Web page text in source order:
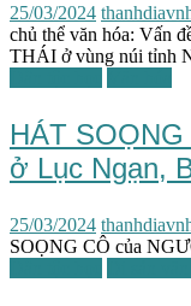
25/03/2024
chủ thể văn hóa: Vấn
THÁI ở vùng núi tỉnh
HÁT
ở Lục Ngạn,
25/03/2024
SOỌNG CÔ của